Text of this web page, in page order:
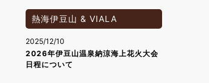
熱海伊豆山 & VIALA
2025/12/10
2026年伊豆山温泉納涼海上花火大会
日程について